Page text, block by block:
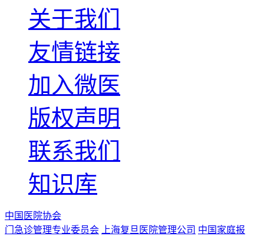
关于我们
友情链接
加入微医
版权声明
联系我们
知识库
中国医院协会
门急诊管理专业委员会 上海复旦医院管理公司 中国家庭报